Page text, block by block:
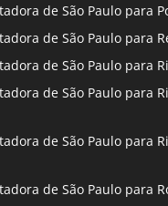
de São Paulo para
de São Paulo para
de São Paulo para
de São Paulo para
de São Paulo para
de São Paulo para